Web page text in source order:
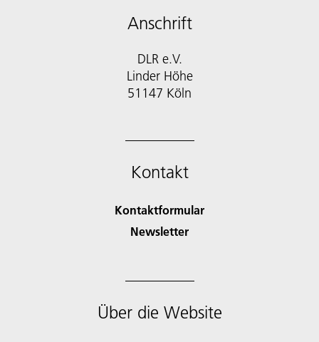
Anschrift
DLR e.V.
Linder Höhe
51147 Köln
Kontakt
Kontaktformular
Newsletter
Über die Website